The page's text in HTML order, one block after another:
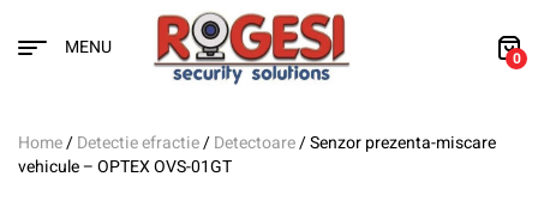
MENU 0
Home/Detectie efractie/Detectoare/ Senzor prezenta-miscare
vehicule – OPTEX OVS-01GT